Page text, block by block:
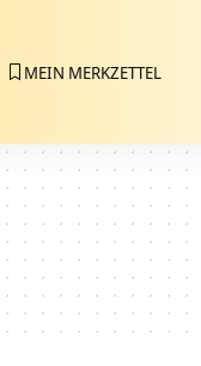
MEIN MERKZETTEL